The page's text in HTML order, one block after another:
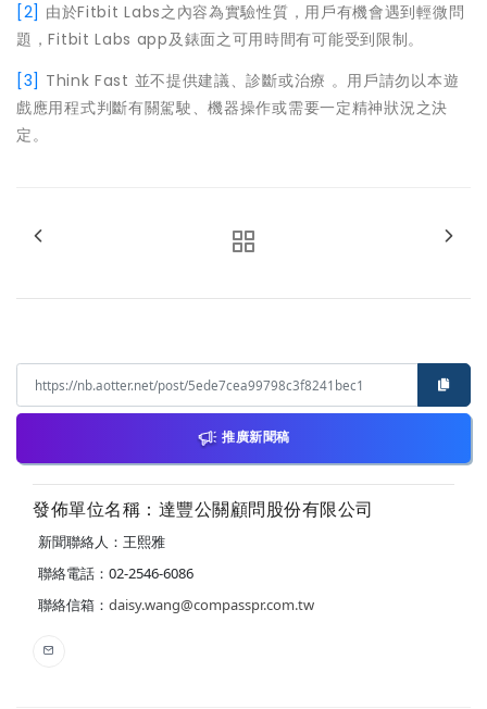
[2] 由於Fitbit Labs之內容為實驗性質，用戶有機會遇到輕微問
題，Fitbit Labs app及錶面之可用時間有可能受到限制。
[3] Think Fast 並不提供建議、診斷或治療 。用戶請勿以本遊
戲應用程式判斷有關駕駛、機器操作或需要一定精神狀況之決
定。
推廣新聞稿
發佈單位名稱：達豐公關顧問股份有限公司
新聞聯絡人：王熙雅
聯絡電話：02-2546-6086
聯絡信箱： daisy.wang@compasspr.com.tw